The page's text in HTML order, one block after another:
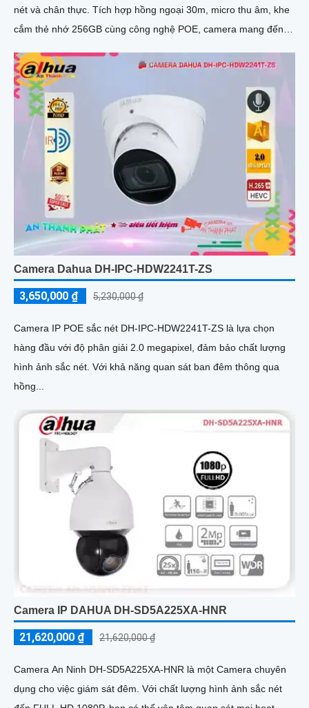
nét và chân thực. Tích hợp hồng ngoại 30m, micro thu âm, khe
cắm thẻ nhớ 256GB cùng công nghệ POE, camera mang đến
Camera Dahua DH-IPC-HDW2241T-ZS
3,650,000 ₫ 5,230,000 ₫
Camera IP POE sắc nét DH-IPC-HDW2241T-ZS là lựa chọn
hàng đầu với độ phân giải 2.0 megapixel, đảm bảo chất lượng
hình ảnh sắc nét. Với khả năng quan sát ban đêm thông qua
hồng...
Camera IP DAHUA DH-SD5A225XA-HNR
21,620,000 ₫ 21,620,000 ₫
Camera An Ninh DH-SD5A225XA-HNR là một Camera chuyên
dụng cho việc giám sát đêm. Với chất lượng hình ảnh sắc nét